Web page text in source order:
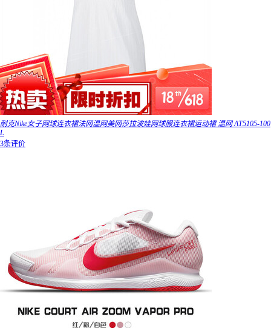
耐克Nike女子网球连衣裙法网温网美网莎拉波娃网球服连衣裙运动裙 温网 AT5105-100
L
3条评价